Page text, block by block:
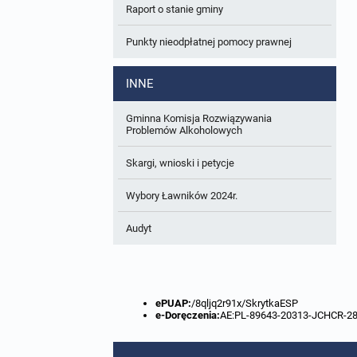
W trakcie opracowania
Zbiory danych przestrzennych
Analizy zmian w zagospodarowaniu
Raport o stanie gminy
Punkty nieodpłatnej pomocy prawnej
INNE
Gminna Komisja Rozwiązywania
Problemów Alkoholowych
Skargi, wnioski i petycje
Wybory Ławników 2024r.
Audyt
ePUAP:/8qljq2r91x/SkrytkaESP
e-Doręczenia:AE:PL-89643-20313-JCHCR-28